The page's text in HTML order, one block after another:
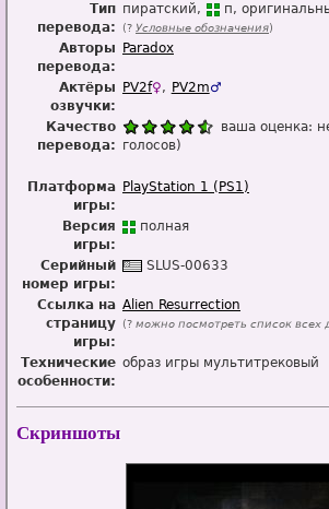
Тип
перевода:
пиратский п
(? Условные обозначения)
Авторы
перевода:
Paradox
Актёры
озвучки:
PV2f♀ PV2m♂
Качество
перевода:
ваша оценка:
голосов)
Платформа
игры:
PlayStation 1 (PS1)
Версия
игры:
полная
Серийный
номер игры:
SLUS-00633
Ссылка на
страницу
игры:
Alien Resurrection
(? можно посмотреть список всех
Технические
особенности:
образ игры мультитрековый
Скриншоты